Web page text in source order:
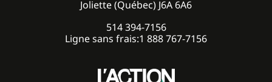
Joliette (Québec) J6A 6A6
514 394-7156
Ligne sans frais:1 888 767-7156